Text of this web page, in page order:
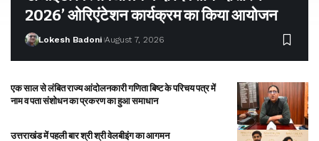
2026’ ओरिएंटेशन कार्यक्रम का किया आयोजन
Lokesh Badoni August 7, 2026
एक साल से लंबित राज्य आंदोलनकारी गणिता बिष्ट के परिचय पत्र में
नाम व पता संशोधन का प्रकरण का हुआ समाधान
उत्तराखंड में पहली बार श्री श्री वेलबीइंग का आगमन